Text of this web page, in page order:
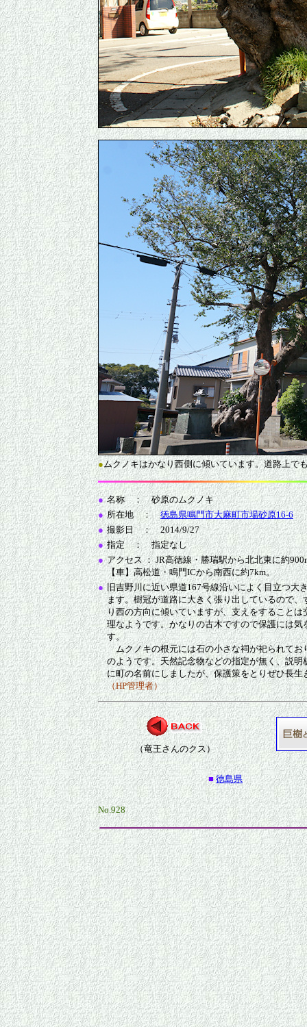
●ムクノキはかなり西側に傾いています。道路上で
● 名称 ： 砂原のムクノキ
● 所在地 ：徳島県鳴門市大麻町市場砂原16-6
● 撮影日 ： 2014/9/27
● 指定 ： 指定なし
● アクセス ： JR高徳線・勝瑞駅から北北東に約
【車】高松道・鳴門ICから南西に約7km。
● 旧吉野川に近い県道167号線沿いによく目立つ大
ます。樹冠が道路に大きく張り出しているので、
り西の方向に傾いていますが、支えをすることは
理なようです。かなりの古木ですので保護には気
す。
ムクノキの根元には石の小さな祠が祀られてお
のようです。天然記念物などの指定が無く、説明
に町の名前にしましたが、保護策をとりぜひ長生
（HP管理者）
（竜王さんのクス）
■ 徳島県
No.928